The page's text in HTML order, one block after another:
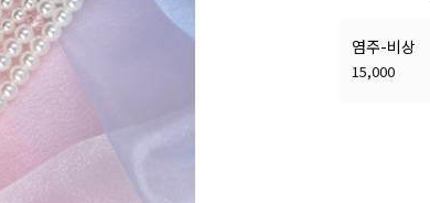
염주-비상
15,000